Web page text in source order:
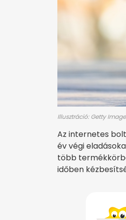
Illusztráció: Getty
Az internetes
év végi
több
időben